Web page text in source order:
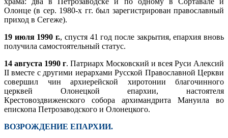
Олонце (в сер. 1980-х гг. был зарегистрирован православный
приход в Сегеже).
19 июля 1990 г., спустя 41 год после закрытия, епархия вновь
получила самостоятельный статус.
14 августа 1990 г. Патриарх Московский и всея Руси Алексий
II вместе с другими иерархами Русской Православной Церкви
совершил чин архиерейской хиротонии благочинного
церквей Олонецкой епархии, настоятеля
Крестовоздвиженского собора архимандрита Мануила во
епископа Петрозаводского и Олонецкого.
ВОЗРОЖДЕНИЕ ЕПАРХИИ.